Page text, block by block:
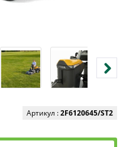
Артикул :2F6120645/ST2